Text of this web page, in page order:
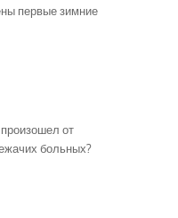
первые зимние
от
больных?